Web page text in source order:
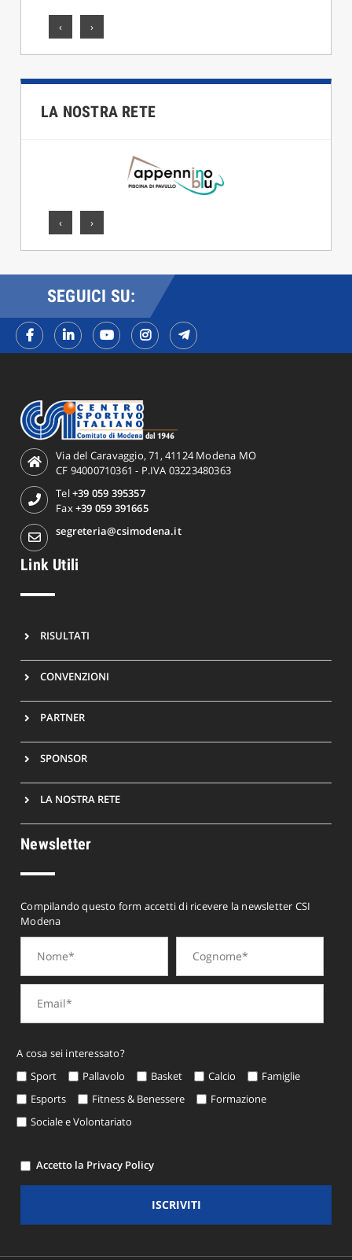
‹ ›
LA NOSTRA RETE
‹ ›
SEGUICI SU:
Via del Caravaggio, 71, 41124 Modena MO
CF 94000710361 - P.IVA 03223480363
Tel+39 059 395357
Fax+39 059 391665
segreteria@csimodena.it
Link Utili
RISULTATI
CONVENZIONI
PARTNER
SPONSOR
LA NOSTRA RETE
Newsletter
Compilando questo form accetti di ricevere la newsletter CSI
Modena
A cosa sei interessato?
Sport
Pallavolo Basket Calcio
Famiglie
Esports
Fitness & Benessere
Formazione
Sociale e Volontariato
Accetto la Privacy Policy
ISCRIVITI